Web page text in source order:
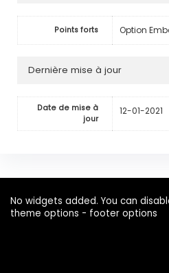
Points forts Option
Dernière mise à jour
Date de mise à
jour
12-01-2021
No widgets added. You can
theme options - footer options